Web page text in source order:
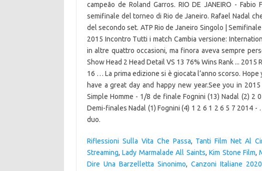
campeão de Roland Garros. RIO DE JANEIRO -
semifinale del torneo di Rio de Janeiro. Rafael Nadal
del secondo set. ATP Rio de Janeiro Singolo |
2015 Incontro Tutti i match Cambia versione:
in altre quattro occasioni, ma finora aveva sempre
Show Head 2 Head Detail VS 13 76% Wins Rank ...
16 … La prima edizione si è giocata l’anno scorso.
have a great day and happy new year.See you in
Simple Homme - 1/8 de finale Fognini (13) Nadal (2) 2
Demi-finales Nadal (1) Fognini (4) 1 2 6 1 2 6 5 7 2014
duo.
Riflessioni Sulla Vita Che Passa, Tanti Film Net Al
Streaming,Lady Marmalade All Saints,Kim Stone Film,
Dire Una Barzelletta Sinonimo, Canzoni Italiane